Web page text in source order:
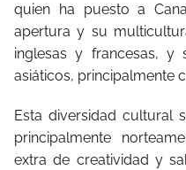
quien ha puesto a
apertura y su
inglesas y francesas, y
asiáticos, principalmente
Esta diversidad cultural
principalmente
extra de creatividad y